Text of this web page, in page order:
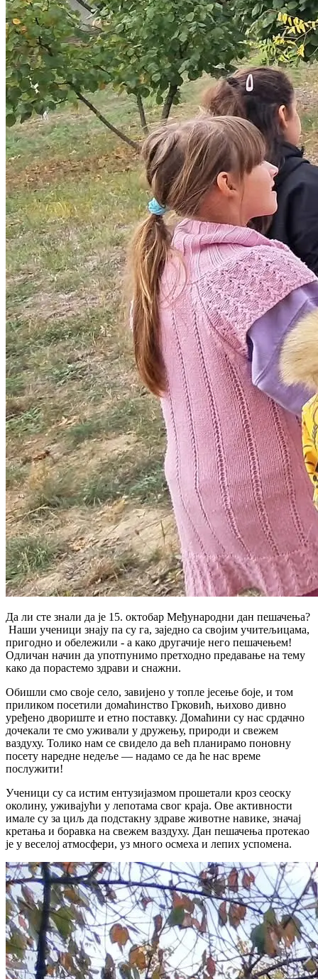
Да ли сте знали да је 15. октобар Међународни дан пешачења?
Наши ученици знају па су га, заједно са својим учитељицама,
пригодно и обележили - а како другачије него пешачењем!
Одличан начин да употпунимо претходно предавање на тему
како да порастемо здрави и снажни.
Обишли смо своје село, завијено у топле јесење боје, и том
приликом посетили домаћинство Грковић, њихово дивно
уређено двориште и етно поставку. Домаћини су нас срдачно
дочекали те смо уживали у дружењу, природи и свежем
ваздуху. Толико нам се свидело да већ планирамо поновну
посету наредне недеље — надамо се да ће нас време
послужити!
Ученици су са истим ентузијазмом прошетали кроз сеоску
околину, уживајући у лепотама свог краја. Ове активности
имале су за циљ да подстакну здраве животне навике, значај
кретања и боравка на свежем ваздуху. Дан пешачења протекао
је у веселој атмосфери, уз много осмеха и лепих успомена.